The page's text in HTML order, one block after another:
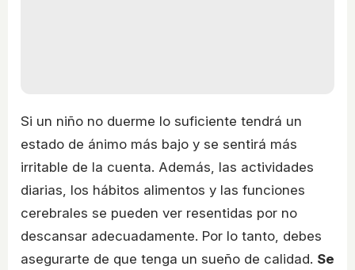
Si un niño no duerme lo suficiente tendrá un
estado de ánimo más bajo y se sentirá más
irritable de la cuenta. Además, las actividades
diarias, los hábitos alimentos y las funciones
cerebrales se pueden ver resentidas por no
descansar adecuadamente. Por lo tanto, debes
asegurarte de que tenga un sueño de calidad. Se